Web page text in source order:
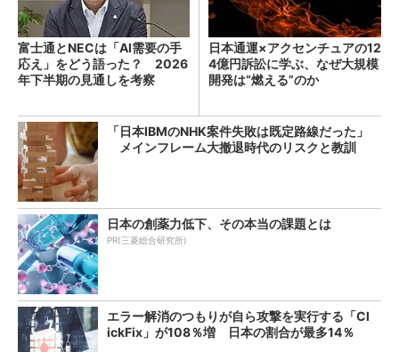
富士通とNECは「AI需要の手
応え」をどう語った？ 2026
年下半期の見通しを考察
日本通運×アクセンチュアの12
4億円訴訟に学ぶ、なぜ大規模
開発は“燃える”のか
「日本IBMのNHK案件失敗は既定路線だった」
メインフレーム大撤退時代のリスクと教訓
日本の創薬力低下、その本当の課題とは
PR(三菱総合研究所)
エラー解消のつもりが自ら攻撃を実行する「Cl
ickFix」が108％増 日本の割合が最多14％